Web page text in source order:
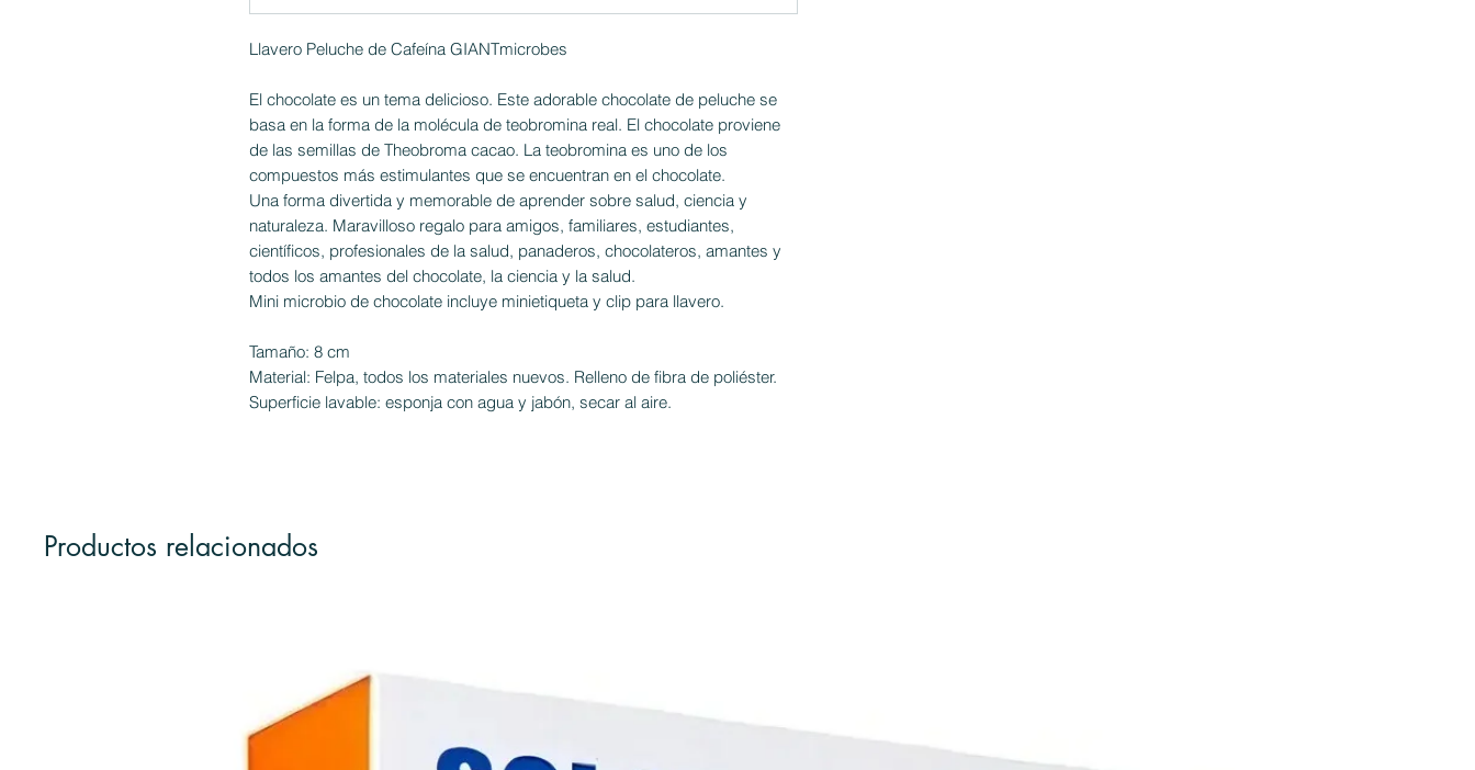
Productos relacionados
Llavero Peluche de Cafeína GIANTmicrobes
El chocolate es un tema delicioso. Este adorable chocolate de peluche se
basa en la forma de la molécula de teobromina real. El chocolate proviene
de las semillas de Theobroma cacao. La teobromina es uno de los
compuestos más estimulantes que se encuentran en el chocolate.
Una forma divertida y memorable de aprender sobre salud, ciencia y
naturaleza. Maravilloso regalo para amigos, familiares, estudiantes,
científicos, profesionales de la salud, panaderos, chocolateros, amantes y
todos los amantes del chocolate, la ciencia y la salud.
Mini microbio de chocolate incluye minietiqueta y clip para llavero.
Tamaño: 8 cm
Material: Felpa, todos los materiales nuevos. Relleno de fibra de poliéster.
Superficie lavable: esponja con agua y jabón, secar al aire.